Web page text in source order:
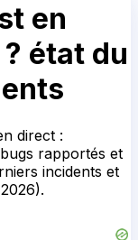
en
état du
direct :
rapportés et
incidents et